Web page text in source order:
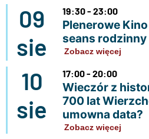
09
sie
19:30 - 23:00
Plenerowe
seans
Zobacz więcej
10
sie
17:00 - 20:00
Wieczór z
700 lat
umowna data?
Zobacz więcej